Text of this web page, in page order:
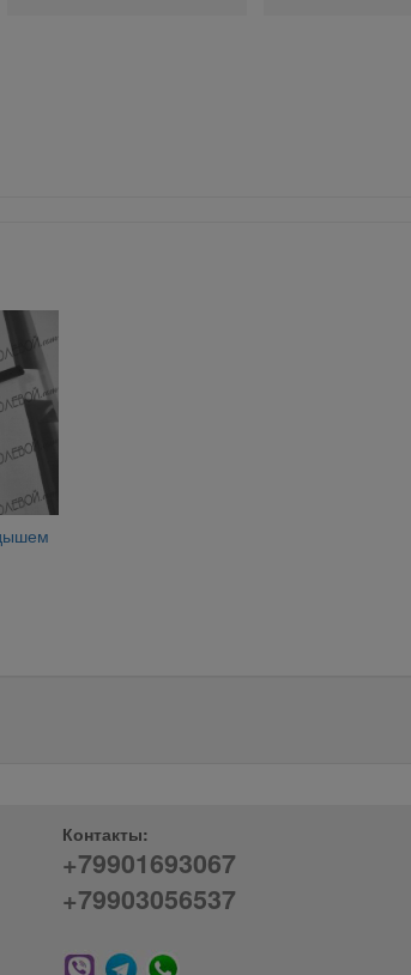
Контакты:
+79901693067
+79903056537